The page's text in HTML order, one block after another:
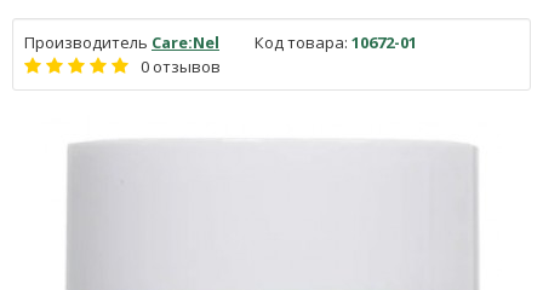
Производитель Care:Nel Код товара: 10672-01
0 отзывов